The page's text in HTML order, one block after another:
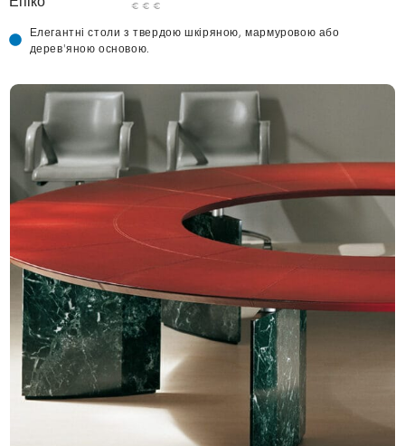
€ € €
Елегантні столи з твердою шкіряною, мармуровою або
дерев'яною основою.